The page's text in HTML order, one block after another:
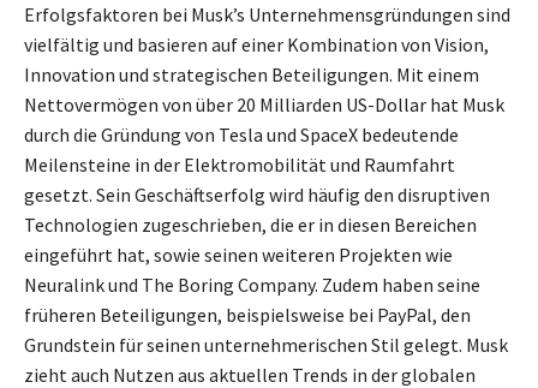
Erfolgsfaktoren bei Musk’s Unternehmensgründungen sind
vielfältig und basieren auf einer Kombination von Vision,
Innovation und strategischen Beteiligungen. Mit einem
Nettovermögen von über 20 Milliarden US-Dollar hat Musk
durch die Gründung von Tesla und SpaceX bedeutende
Meilensteine in der Elektromobilität und Raumfahrt
gesetzt. Sein Geschäftserfolg wird häufig den disruptiven
Technologien zugeschrieben, die er in diesen Bereichen
eingeführt hat, sowie seinen weiteren Projekten wie
Neuralink und The Boring Company. Zudem haben seine
früheren Beteiligungen, beispielsweise bei PayPal, den
Grundstein für seinen unternehmerischen Stil gelegt. Musk
zieht auch Nutzen aus aktuellen Trends in der globalen